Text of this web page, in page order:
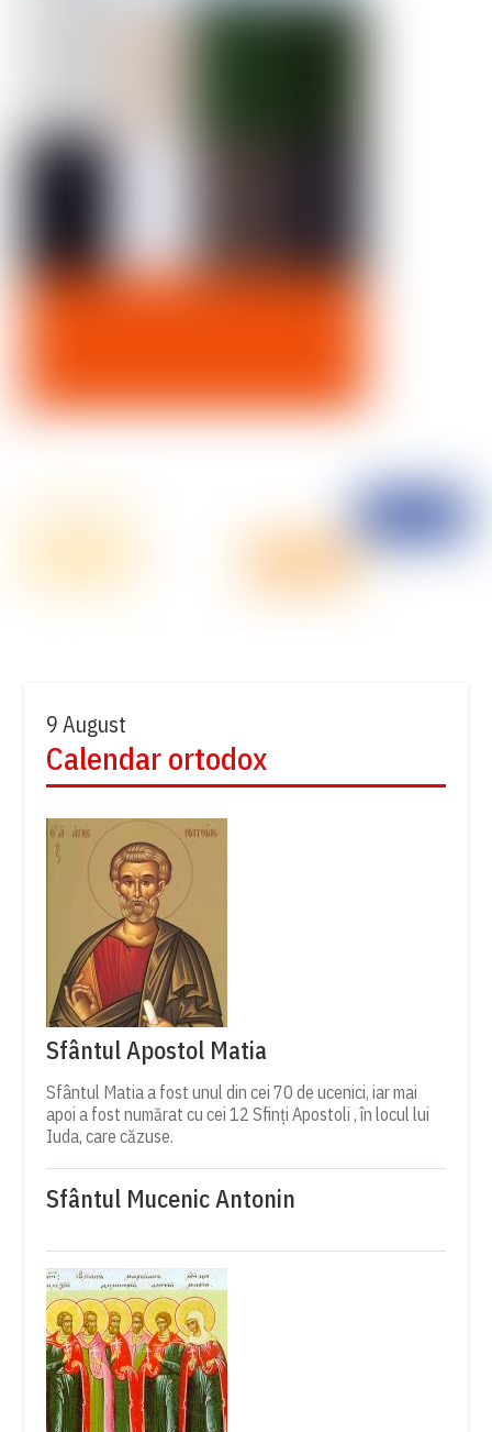
9 August
Calendar ortodox
Sfântul Apostol Matia
Sfântul Matia a fost unul din cei 70 de ucenici, iar mai
apoi a fost numărat cu cei 12 Sfinți Apostoli , în locul lui
Iuda, care căzuse.
Sfântul Mucenic Antonin